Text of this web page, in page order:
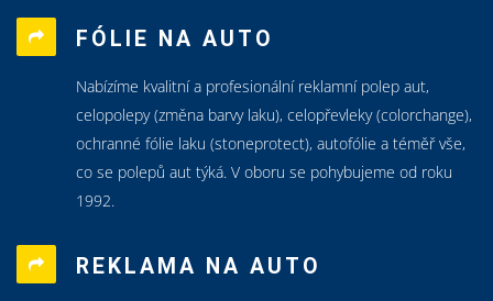
FÓLIE NA AUTO
Nabízíme kvalitní a profesionální reklamní polep aut,
celopolepy (změna barvy laku), celopřevleky (colorchange),
ochranné fólie laku (stoneprotect), autofólie a téměř vše,
co se polepů aut týká. V oboru se pohybujeme od roku
1992.
REKLAMA NA AUTO